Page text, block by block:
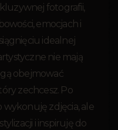
fotografii,
emocjach i
idealnej
nie mają
obejmować
zechcesz. Po
wykonuję zdjęcia, ale
i inspiruję do